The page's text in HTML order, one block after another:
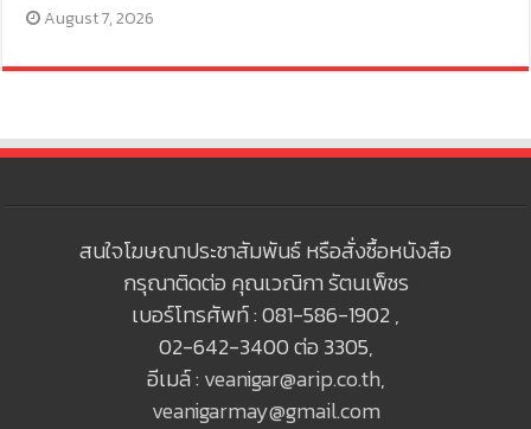
August 7, 2026
สนใจโฆษณาประชาสัมพันธ์ หรือสั่งซื้อหนังสือ
กรุณาติดต่อ คุณเวณิกา รัตนเพ็ชร
เบอร์โทรศัพท์ : 081-586-1902 ,
02-642-3400 ต่อ 3305,
อีเมล์ : veanigar@arip.co.th,
veanigarmay@gmail.com